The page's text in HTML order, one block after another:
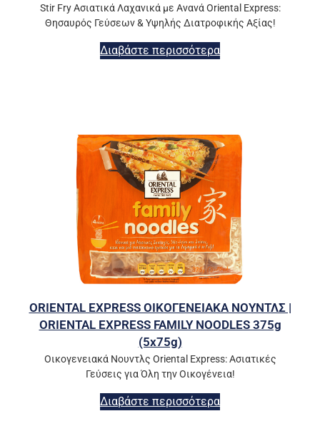
Stir Fry Ασιατικά Λαχανικά με Ανανά Oriental Express:
Θησαυρός Γεύσεων & Υψηλής Διατροφικής Αξίας!
Διαβάστε περισσότερα
ORIENTAL EXPRESS ΟΙΚΟΓΕΝΕΙΑΚΑ ΝΟΥΝΤΛΣ |
ORIENTAL EXPRESS FAMILY NOODLES 375g
(5x75g)
Οικογενειακά Νουντλς Oriental Express: Ασιατικές
Γεύσεις για Όλη την Οικογένεια!
Διαβάστε περισσότερα